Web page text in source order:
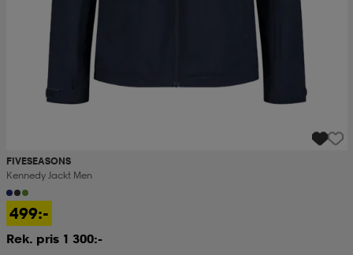
FIVESEASONS
Kennedy Jackt Men
499:-
Rek. pris 1 300:-